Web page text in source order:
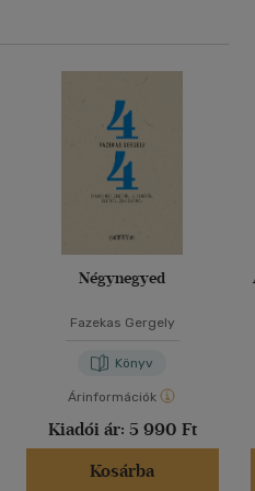
Négynegyed
Fazekas Gergely
Könyv
Árinformációk
Kiadói ár: 5 990 Ft
Kosárba